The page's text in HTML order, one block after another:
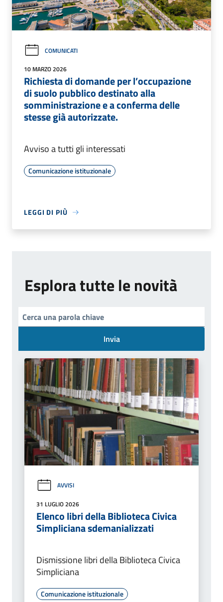
COMUNICATI
10 MARZO 2026
Richiesta di domande per l’occupazione
di suolo pubblico destinato alla
somministrazione e a conferma delle
stesse già autorizzate.
Avviso a tutti gli interessati
Comunicazione istituzionale
LEGGI DI PIÙ
Esplora tutte le novità
Invia
AVVISI
31 LUGLIO 2026
Elenco libri della Biblioteca Civica
Simpliciana sdemanializzati
Dismissione libri della Biblioteca Civica
Simpliciana
Comunicazione istituzionale